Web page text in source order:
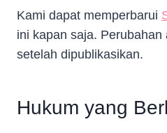
Kami dapat memperbarui
ini kapan saja.
setelah dipublikasikan.
Hukum yang